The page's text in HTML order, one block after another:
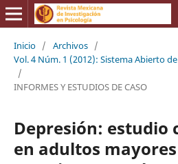
Inicio / Archivos /
Vol. 4 Núm. 1 (2012): Sistema Abierto
/
INFORMES Y ESTUDIOS DE CASO
Depresión: estudio
en adultos